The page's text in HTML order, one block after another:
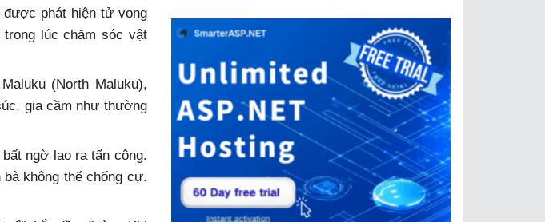
phát hiện tử vong
lúc chăm sóc vật
(North Maluku),
gia cầm như thường
ngờ lao ra tấn công.
không thể chống cự.